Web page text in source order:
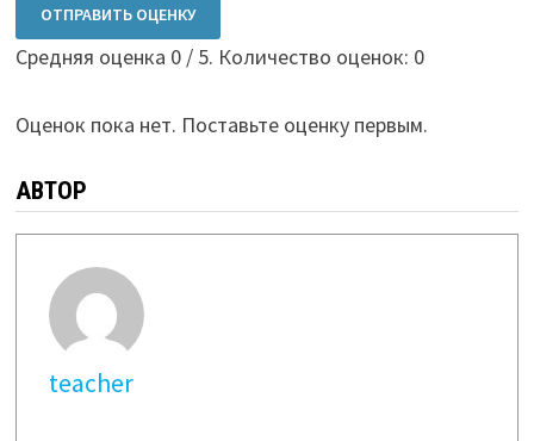
ОТПРАВИТЬ ОЦЕНКУ
Средняя оценка 0/ 5. Количество оценок: 0
Оценок пока нет. Поставьте оценку первым.
АВТОР
teacher